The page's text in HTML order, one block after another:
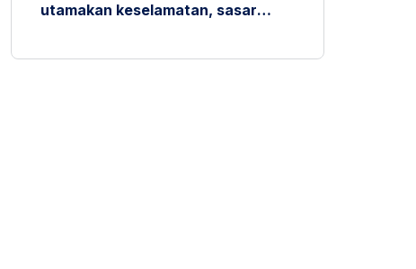
utamakan keselamatan, sasar